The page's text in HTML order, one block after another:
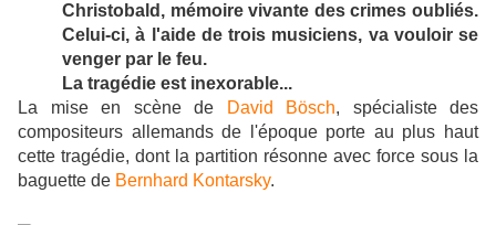
Christobald, mémoire vivante des crimes oubliés.
Celui-ci, à l'aide de trois musiciens, va vouloir se
venger par le feu.
La tragédie est inexorable...
La mise en scène de
David Bösch, spécialiste des
compositeurs allemands de l'époque porte au plus haut
cette tragédie, dont la partition résonne avec force sous la
baguette de Bernhard Kontarsky.